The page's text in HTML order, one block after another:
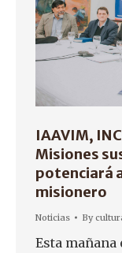
IAAVIM,
Misiones
potenciará
misionero
Noticias By
Esta mañana